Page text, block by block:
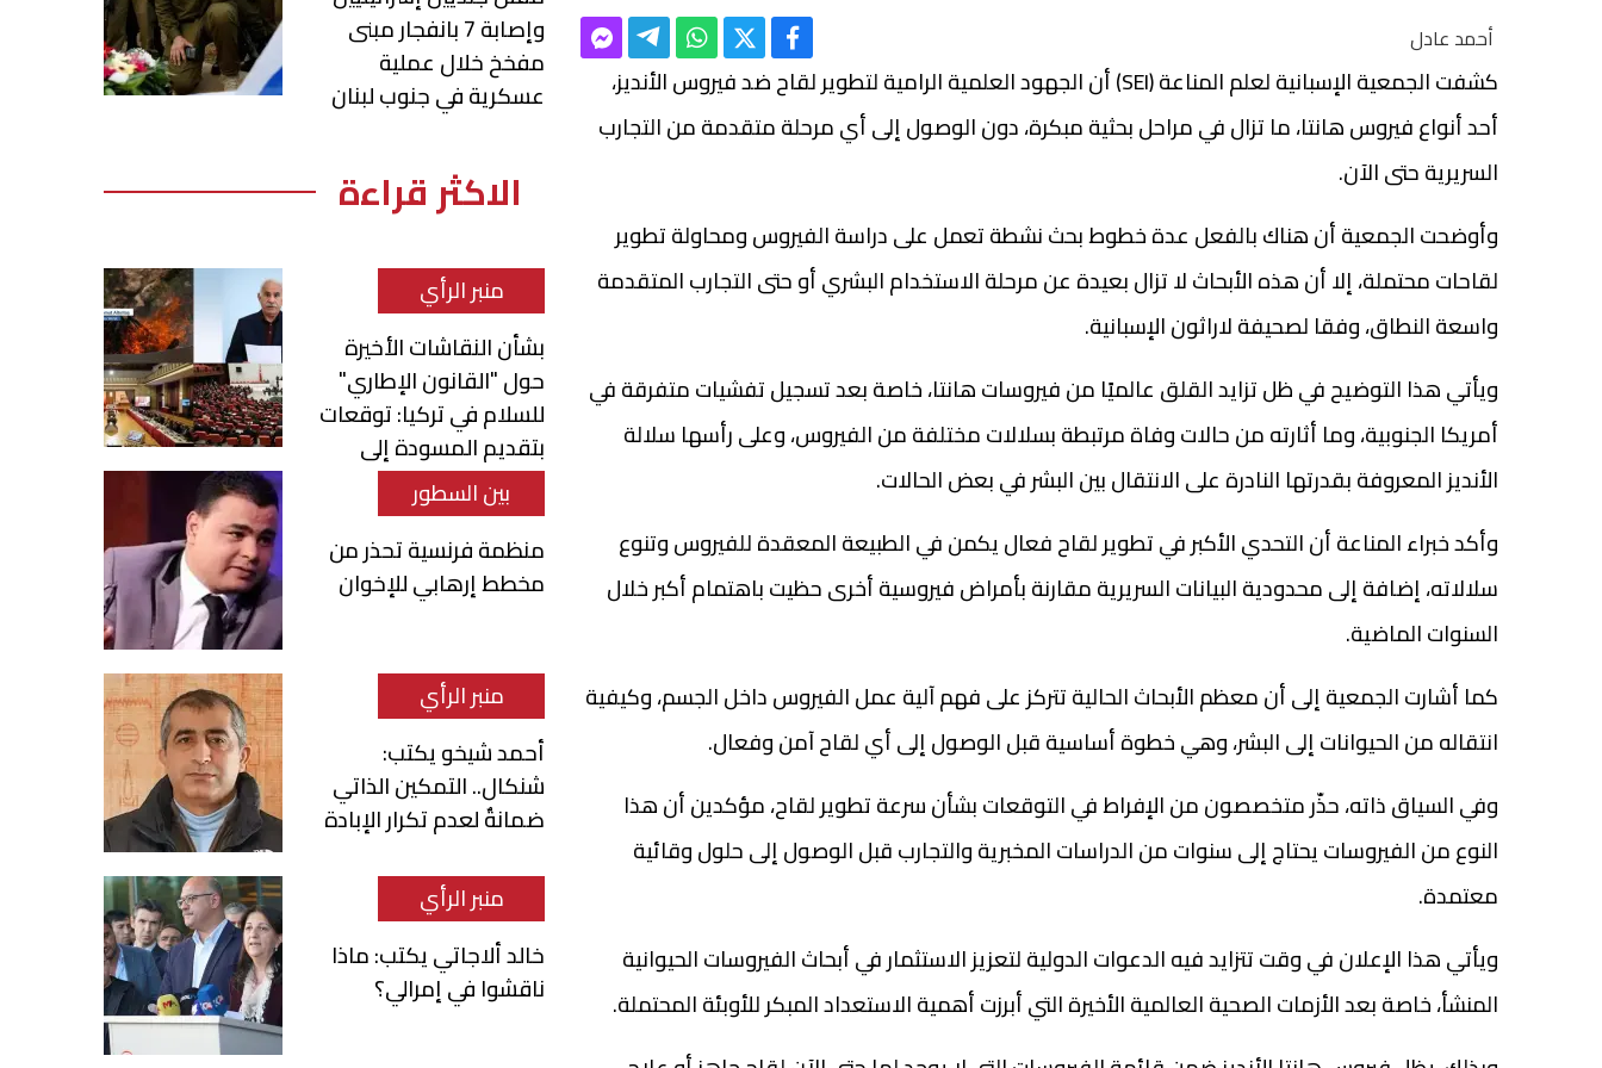
أحمد عادل
كشفت الجمعية الإسبانية لعلم المناعة (SEI) أن الجهود العلمية الرامية لتطوير لقاح ضد فيروس الأنديز،
أحد أنواع فيروس هانتا، ما تزال في مراحل بحثية مبكرة، دون الوصول إلى أي مرحلة متقدمة من التجارب
السريرية حتى الآن.
وأوضحت الجمعية أن هناك بالفعل عدة خطوط بحث نشطة تعمل على دراسة الفيروس ومحاولة تطوير
لقاحات محتملة، إلا أن هذه الأبحاث لا تزال بعيدة عن مرحلة الاستخدام البشري أو حتى التجارب المتقدمة
واسعة النطاق، وفقا لصحيفة لاراثون الإسبانية.
ويأتي هذا التوضيح في ظل تزايد القلق عالميًا من فيروسات هانتا، خاصة بعد تسجيل تفشيات متفرقة في
أمريكا الجنوبية، وما أثارته من حالات وفاة مرتبطة بسلالات مختلفة من الفيروس، وعلى رأسها سلالة
الأنديز المعروفة بقدرتها النادرة على الانتقال بين البشر في بعض الحالات.
وأكد خبراء المناعة أن التحدي الأكبر في تطوير لقاح فعال يكمن في الطبيعة المعقدة للفيروس وتنوع
سلالاته، إضافة إلى محدودية البيانات السريرية مقارنة بأمراض فيروسية أخرى حظيت باهتمام أكبر خلال
السنوات الماضية.
كما أشارت الجمعية إلى أن معظم الأبحاث الحالية تتركز على فهم آلية عمل الفيروس داخل الجسم، وكيفية
انتقاله من الحيوانات إلى البشر، وهي خطوة أساسية قبل الوصول إلى أي لقاح آمن وفعال.
وفي السياق ذاته، حذّر متخصصون من الإفراط في التوقعات بشأن سرعة تطوير لقاح، مؤكدين أن هذا
النوع من الفيروسات يحتاج إلى سنوات من الدراسات المخبرية والتجارب قبل الوصول إلى حلول وقائية
معتمدة.
ويأتي هذا الإعلان في وقت تتزايد فيه الدعوات الدولية لتعزيز الاستثمار في أبحاث الفيروسات الحيوانية
المنشأ، خاصة بعد الأزمات الصحية العالمية الأخيرة التي أبرزت أهمية الاستعداد المبكر للأوبئة المحتملة.
وإصابة 7 بانفجار مبنى
مفخخ خلال عملية
عسكرية في جنوب لبنان
الاكثر قراءة
منبر الرأي
بشأن النقاشات الأخيرة
حول "القانون الإطاري"
للسلام في تركيا: توقعات
بتقديم المسودة إلى
البرلمانبين السطور
منظمة فرنسية تحذر من
مخطط إرهابي للإخوان
منبر الرأي
أحمد شيخو يكتب:
شنكال.. التمكين الذاتي
ضمانةٌ لعدم تكرار الإبادة
منبر الرأي
خالد ألاجاتي يكتب: ماذا
ناقشوا في إمرالي؟